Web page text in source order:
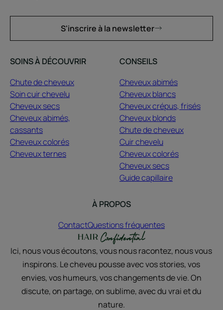
Votre diagnostic
Réalisez une analyse de vos cheveux et obtenez des
S'inscrire à la newsletter
SOINS À DÉCOUVRIR
Chute de cheveux
Soin cuir chevelu
Cheveux secs
Cheveux abimés,
cassants
Cheveux colorés
Cheveux ternes
CONSEILS
Cheveux abimés
Cheveux blancs
Cheveux crépus, frisés
Cheveux blonds
Chute de cheveux
Cuir chevelu
Cheveux colorés
Cheveux secs
Guide capillaire
À PROPOS
ContactQuestions fréquentes
Ici, nous vous écoutons, vous nous racontez, nous vous
inspirons. Le cheveu pousse avec vos stories, vos
envies, vos humeurs, vos changements de vie. On
discute, on partage, on sublime, avec du vrai et du
nature.